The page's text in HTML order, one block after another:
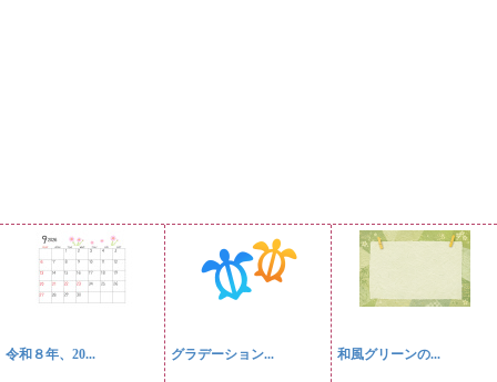
令和８年、20... グラデーション... 和風グリーンの...